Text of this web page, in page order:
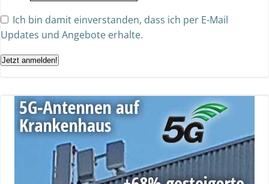
Ich bin damit einverstanden, dass ich per E-Mail
Updates und Angebote erhalte.
Jetzt anmelden!